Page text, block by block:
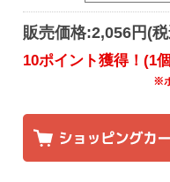
販売価格:2,056円(
10ポイント獲得！(1
※